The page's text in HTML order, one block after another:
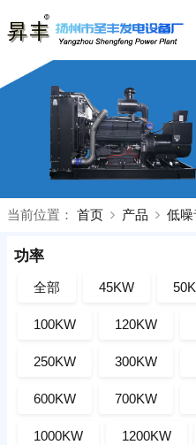
当前位置： 首页 产品 低噪
功率
全部 45KW
100KW 120KW
250KW 300KW
600KW 700KW
1000KW 1200KW